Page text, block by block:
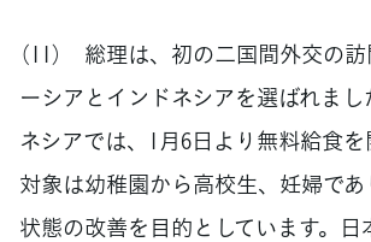
（11） 総理は、初の二国間外交の
ーシアとインドネシアを選ばれま
ネシアでは、1月6日より無料給食を
対象は幼稚園から高校生、妊婦で
状態の改善を目的としています。日